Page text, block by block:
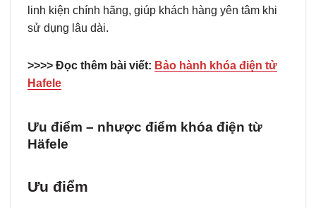
linh kiện chính hãng, giúp khách hàng yên tâm khi
sử dụng lâu dài.
>>>> Đọc thêm bài viết: Bảo hành khóa điện tử
Hafele
Ưu điểm – nhược điểm khóa điện từ
Häfele
Ưu điểm